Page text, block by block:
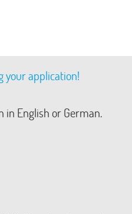
your application!
in English or German.